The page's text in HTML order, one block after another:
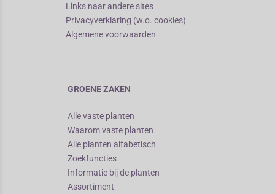
Links naar andere sites
Privacyverklaring (w.o. cookies)
Algemene voorwaarden
GROENE ZAKEN
Alle vaste planten
Waarom vaste planten
Alle planten alfabetisch
Zoekfuncties
Informatie bij de planten
Assortiment